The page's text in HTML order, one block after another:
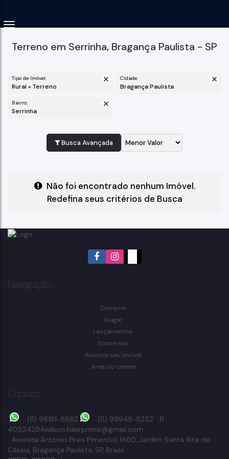
Terreno em Serrinha, Bragança Paulista - SP
Tipo de Imóvel:
Rural » Terreno
Cidade:
Bragança Paulista
Bairro:
Serrinha
Busca Avançada
Não foi encontrado nenhum Imóvel.
Redefina seus critérios de Busca
Navegação
Comprar
Alugar
Lançamentos
Sobre nós
Anuncie seu imóvel
Área do cliente
Contato
(11) 98181-5662 (11) 99949-5232
11
40334294wilson.liderprime@gmail.com
Avenida Antônio Pires Pimentel, 1660, Jardim Santa Rita de
Cássia, Bragança Paulista, SP, Brasil